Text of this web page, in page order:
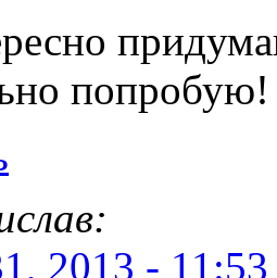
2013 -